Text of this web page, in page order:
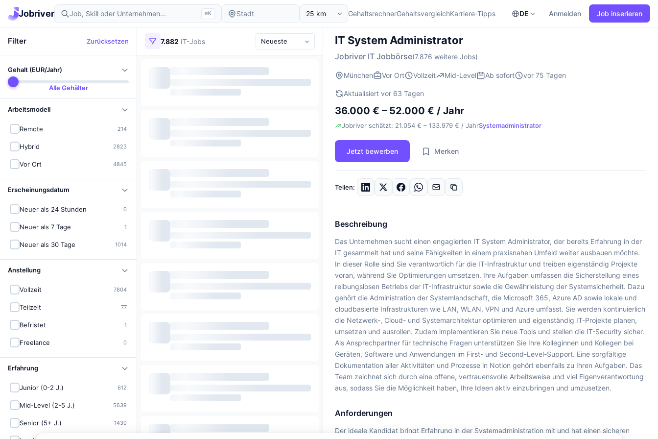
Jobriver ⌘K GehaltsrechnerGehaltsvergleichKarriere-Tipps DE Anmelden Job inserieren
Filter Zurücksetzen
Gehalt (EUR/Jahr)
Alle Gehälter
Arbeitsmodell
Remote 214
Hybrid 2823
Vor Ort 4845
Erscheinungsdatum
Neuer als 24 Stunden 0
Neuer als 7 Tage 1
Neuer als 30 Tage 1014
Anstellung
Vollzeit 7804
Teilzeit 77
Befristet 1
Freelance 0
Erfahrung
Junior (0-2 J.) 612
Mid-Level (2-5 J.) 5639
Senior (5+ J.) 1430
7.882 IT-Jobs IT System Administrator
Jobriver IT Jobbörse(7.876 weitere Jobs)
München Vor Ort Vollzeit Mid-Level Ab sofort vor 75 Tagen
Aktualisiert vor 63 Tagen
36.000 € – 52.000 € / Jahr
Jobriver schätzt: 21.054 € – 133.979 € / JahrSystemadministrator
Jetzt bewerben Merken
Teilen:
Beschreibung
Das Unternehmen sucht einen engagierten IT System Administrator, der bereits Erfahrung in der
IT gesammelt hat und seine Fähigkeiten in einem praxisnahen Umfeld weiter ausbauen möchte.
In dieser Rolle sind Sie verantwortlich für die IT-Infrastruktur und treiben eigenständig Projekte
voran, während Sie Optimierungen umsetzen. Ihre Aufgaben umfassen die Sicherstellung eines
reibungslosen Betriebs der IT-Infrastruktur sowie die Gewährleistung der Systemsicherheit. Dazu
gehört die Administration der Systemlandschaft, die Microsoft 365, Azure AD sowie lokale und
cloudbasierte Infrastrukturen wie LAN, WLAN, VPN und Azure umfasst. Sie werden kontinuierlich
die Netzwerk-, Cloud- und Systemarchitektur optimieren und eigenständig IT-Projekte planen,
umsetzen und ausrollen. Zudem implementieren Sie neue Tools und stellen die IT-Security sicher.
Als Ansprechpartner für technische Fragen unterstützen Sie Ihre Kolleginnen und Kollegen bei
Geräten, Software und Anwendungen im First- und Second-Level-Support. Eine sorgfältige
Dokumentation aller Aktivitäten und Prozesse in Notion gehört ebenfalls zu Ihren Aufgaben. Das
Team zeichnet sich durch eine offene, vertrauensvolle Arbeitsweise und viel Eigenverantwortung
aus, sodass Sie die Möglichkeit haben, Ihre Ideen aktiv einzubringen und umzusetzen.
Anforderungen
Der ideale Kandidat bringt Erfahrung in der Systemadministration mit und hat einen sicheren